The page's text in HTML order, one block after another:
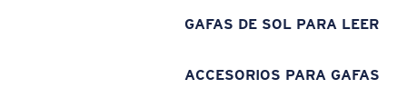
GAFAS DE SOL PARA LEER
ACCESORIOS PARA GAFAS